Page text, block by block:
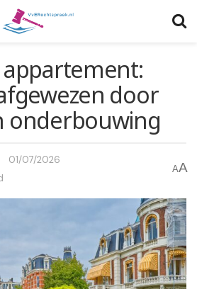
appartement:
door
onderbouwing
01/07/2026
AA